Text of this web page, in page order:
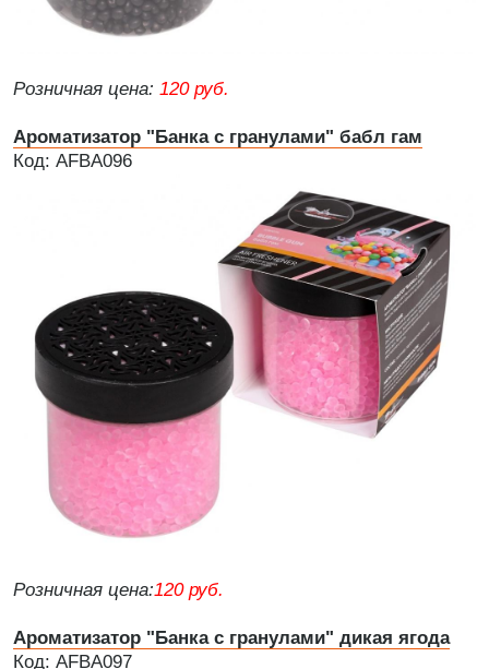
Розничная цена: 120 руб.
Ароматизатор "Банка с гранулами" бабл гам
Код: AFBA096
Розничная цена:120 руб.
Ароматизатор "Банка с гранулами" дикая ягода
Код: AFBA097